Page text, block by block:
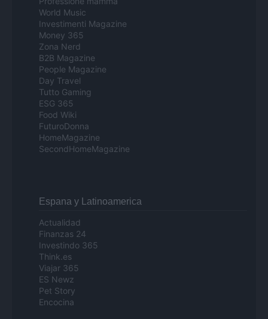
World Music
Investimenti Magazine
Money 365
Zona Nerd
B2B Magazine
People Magazine
Day Travel
Tutto Gaming
ESG 365
Food Wiki
FuturoDonna
HomeMagazine
SecondHomeMagazine
Espana y Latinoamerica
Actualidad
Finanzas 24
Investindo 365
Think.es
Viajar 365
ES Newz
Pet Story
Encocina